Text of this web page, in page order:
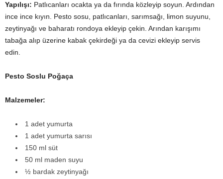
Yapılışı: Patlıcanları ocakta ya da fırında közleyip soyun. Ardından
ince ince kıyın. Pesto sosu, patlıcanları, sarımsağı, limon suyunu,
zeytinyağı ve baharatı rondoya ekleyip çekin. Arından karışımı
tabağa alıp üzerine kabak çekirdeği ya da cevizi ekleyip servis
edin.
Pesto Soslu Poğaça
Malzemeler:
1 adet yumurta
1 adet yumurta sarısı
150 ml süt
50 ml maden suyu
½ bardak zeytinyağı